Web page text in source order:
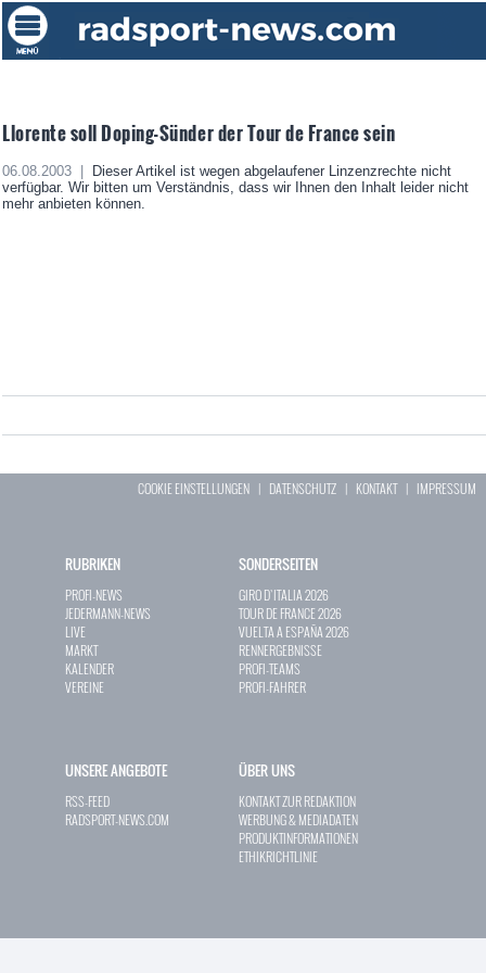
Llorente soll Doping-Sünder der Tour de France sein
06.08.2003 |
Dieser Artikel ist wegen abgelaufener Linzenzrechte nicht
verfügbar. Wir bitten um Verständnis, dass wir Ihnen den Inhalt leider nicht
mehr anbieten können.
COOKIE EINSTELLUNGEN | DATENSCHUTZ | KONTAKT| IMPRESSUM
RUBRIKEN
PROFI-NEWS
JEDERMANN-NEWS
LIVE
MARKT
KALENDER
VEREINE
SONDERSEITEN
GIRO D`ITALIA 2026
TOUR DE FRANCE 2026
VUELTA A ESPAÑA 2026
RENNERGEBNISSE
PROFI-TEAMS
PROFI-FAHRER
UNSERE ANGEBOTE
RSS-FEED
RADSPORT-NEWS.COM
ÜBER UNS
KONTAKT ZUR REDAKTION
WERBUNG & MEDIADATEN
PRODUKTINFORMATIONEN
ETHIKRICHTLINIE